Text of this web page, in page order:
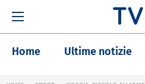
Home Ultime notizie